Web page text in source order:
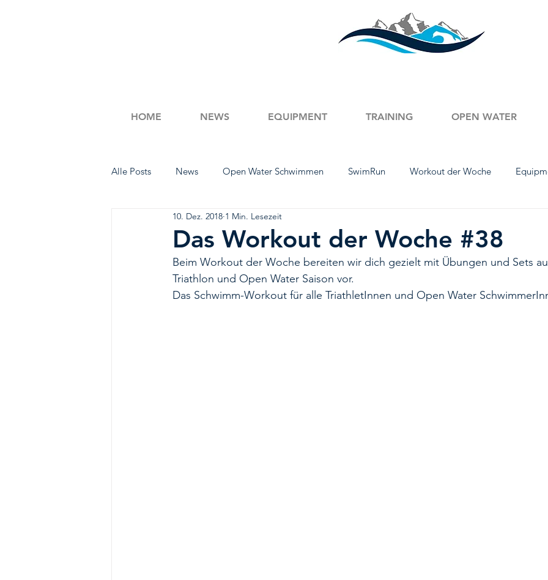
HOME NEWS EQUIPMENT TRAINING OPEN WATER
Alle Posts News Open Water Schwimmen SwimRun Workout der Woche
Workout Wednesday Schwimm-Tipps
Das Workout der Woche #38
10. Dez. 2018 1 Min. Lesezeit
Beim Workout der Woche bereiten wir dich gezielt mit Übungen und Sets
Triathlon und Open Water Saison vor.
Das Schwimm-Workout für alle TriathletInnen und Open Water